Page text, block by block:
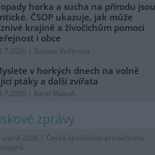
horka a sucha na přírodu jsou
ČSOP ukazuje, jak může
krajině a živočichům pomoci
i obce
| Zuzana Kučerová
v horkých dnech na volně
ptáky a další zvířata
| Karel Makoň
zprávy
srpna 2026 | Česká společnost pro ochranu